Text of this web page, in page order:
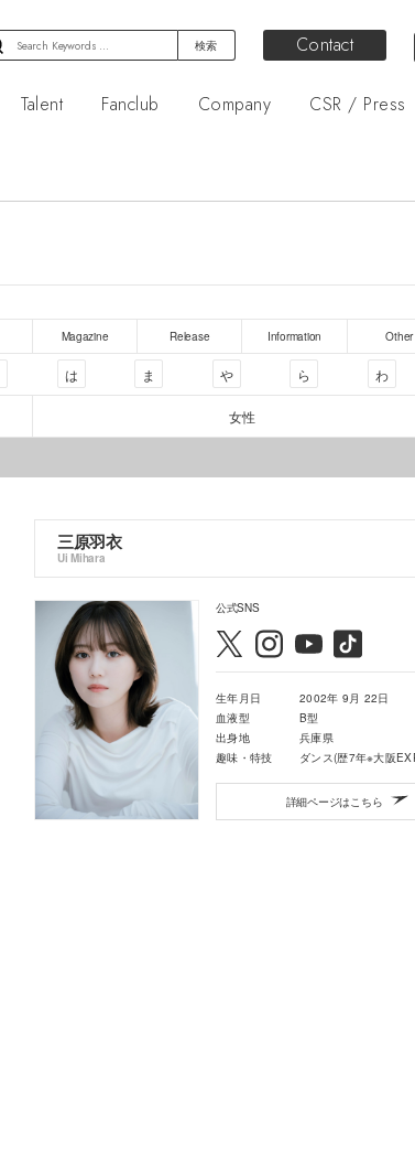
Contact
Talent Fanclub Company CSR / Press
Magazine Release Information Other
は ま や ら わ
女性
三原羽衣
Ui Mihara
公式SNS
生年月日
2002年 9月 22日
血液型
B型
出身地
兵庫県
趣味・特技
詳細ページはこちら